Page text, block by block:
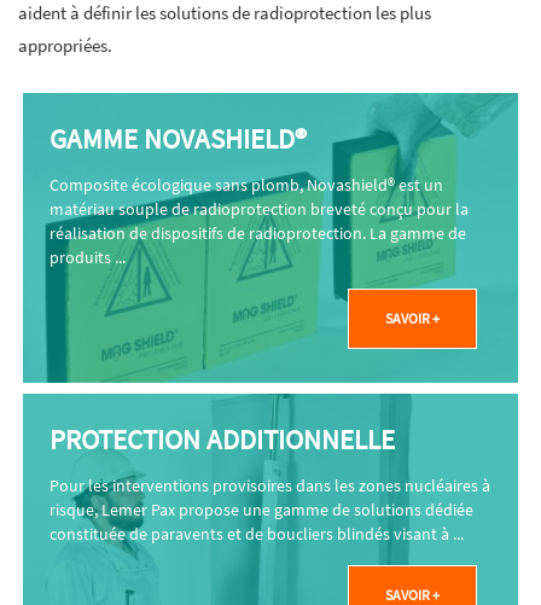
aident à définir les solutions de radioprotection les plus
appropriées.
GAMME NOVASHIELD®
Composite écologique sans plomb, Novashield® est un
matériau souple de radioprotection breveté conçu pour la
réalisation de dispositifs de radioprotection. La gamme de
produits ...
SAVOIR +
PROTECTION ADDITIONNELLE
Pour les interventions provisoires dans les zones nucléaires à
risque, Lemer Pax propose une gamme de solutions dédiée
constituée de paravents et de boucliers blindés visant à ...
SAVOIR +